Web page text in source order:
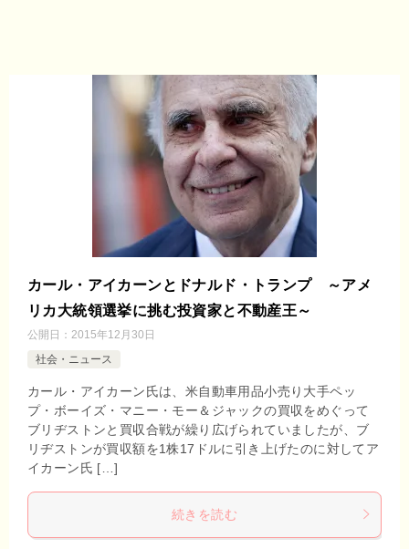
カール・アイカーンとドナルド・トランプ ～アメ
リカ大統領選挙に挑む投資家と不動産王～
公開日： 2015年12月30日
社会・ニュース
カール・アイカーン氏は、米自動車用品小売り大手ペッ
プ・ボーイズ・マニー・モー＆ジャックの買収をめぐって
ブリヂストンと買収合戦が繰り広げられていましたが、ブ
リヂストンが買収額を1株17ドルに引き上げたのに対してア
イカーン氏 […]
続きを読む